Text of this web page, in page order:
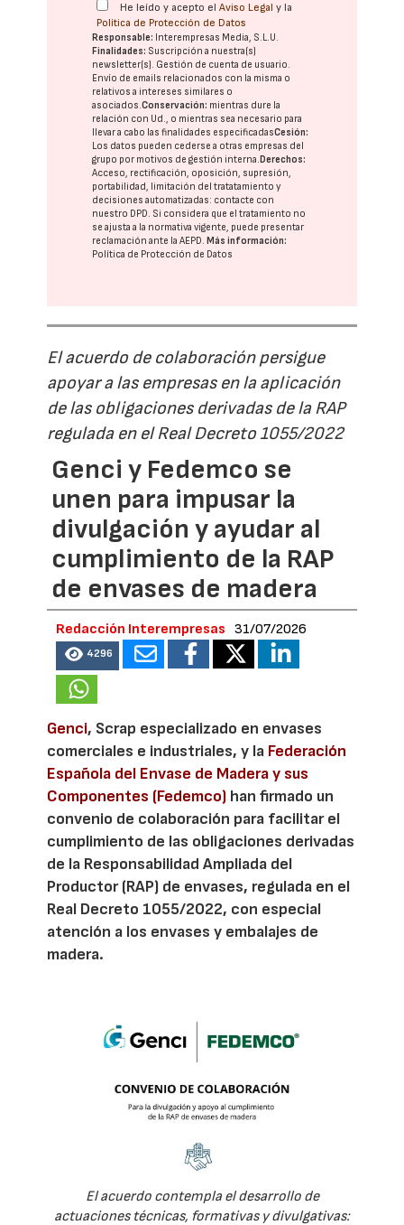
He leído y acepto elAviso Legal y la
Política de Protección de Datos
Responsable: Interempresas Media, S.L.U.
Finalidades: Suscripción a nuestra(s)
newsletter(s). Gestión de cuenta de usuario.
Envío de emails relacionados con la misma o
relativos a intereses similares o
asociados.Conservación: mientras dure la
relación con Ud., o mientras sea necesario para
llevar a cabo las finalidades especificadasCesión:
Los datos pueden cederse a otras empresas del
grupo por motivos de gestión interna. Derechos:
Acceso, rectificación, oposición, supresión,
portabilidad, limitación del tratatamiento y
decisiones automatizadas: contacte con
nuestro DPD. Si considera que el tratamiento no
se ajusta a la normativa vigente, puede presentar
reclamación ante laAEPD. Más información:
Política de Protección de Datos
El acuerdo de colaboración persigue
apoyar a las empresas en la aplicación
de las obligaciones derivadas de la RAP
regulada en el Real Decreto 1055/2022
Genci y Fedemco se
unen para impusar la
divulgación y ayudar al
cumplimiento de la RAP
de envases de madera
Redacción Interempresas 31/07/2026
4296
Genci, Scrap especializado en envases
comerciales e industriales, y la Federación
Española del Envase de Madera y sus
Componentes (Fedemco) han firmado un
convenio de colaboración para facilitar el
cumplimiento de las obligaciones derivadas
de la Responsabilidad Ampliada del
Productor (RAP) de envases, regulada en el
Real Decreto 1055/2022, con especial
atención a los envases y embalajes de
madera.
El acuerdo contempla el desarrollo de
actuaciones técnicas, formativas y divulgativas: